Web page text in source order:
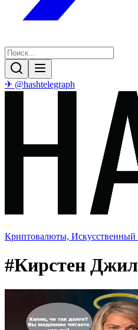
✈ @hashtelegraph
Криптовалюты, Искусственный
#Кирстен